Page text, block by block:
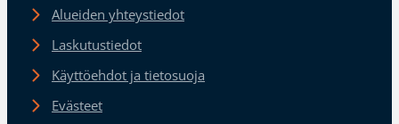
Alueiden yhteystiedot
Laskutustiedot
Käyttöehdot ja tietosuoja
Evästeet